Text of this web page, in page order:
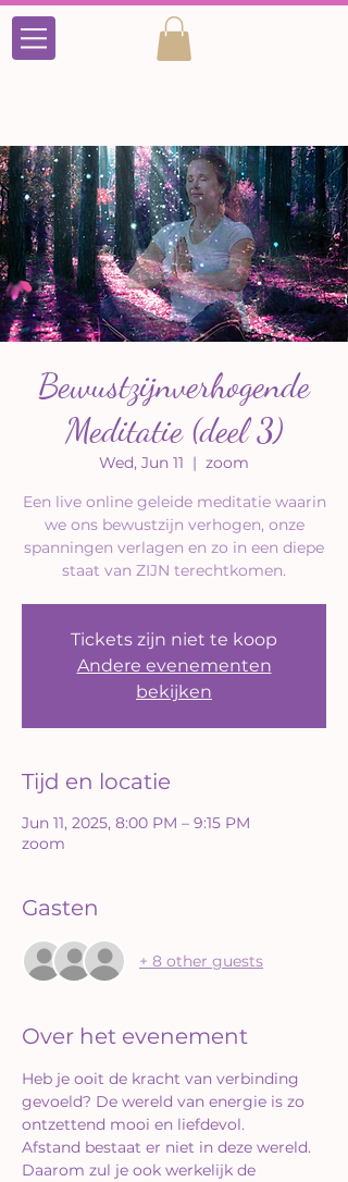
Bewustzijnverhogende
Meditatie (deel 3)
Wed, Jun 11
  |
zoom
Een live online geleide meditatie waarin
we ons bewustzijn verhogen, onze
spanningen verlagen en zo in een diepe
staat van ZIJN terechtkomen.
Tickets zijn niet te koop
Andere evenementen
bekijken
Tijd en locatie
Jun 11, 2025, 8:00 PM – 9:15 PM
zoom
Gasten
+ 8 other guests
Over het evenement
Heb je ooit de kracht van verbinding
gevoeld? De wereld van energie is zo
ontzettend mooi en liefdevol.
Afstand bestaat er niet in deze wereld.
Daarom zul je ook werkelijk de